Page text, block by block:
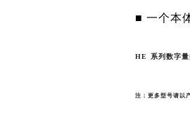
■ 一个本
HE 系列数字
注：更多型号请以